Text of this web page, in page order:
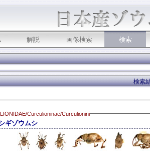
解説 画像検索 検索
検索
Curculioninae/Curculionini
ギゾウムシ